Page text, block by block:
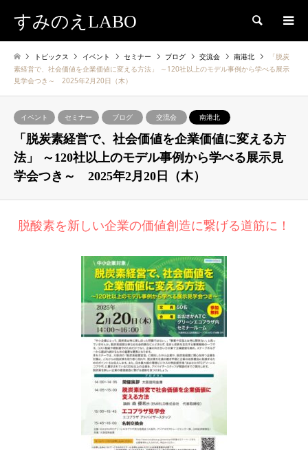
すみのえLABO 検索
トピックス イベント セミナー ブログ 交流会 南港北
「脱炭
素経営で、社会価値を企業価値に変える方法」 ～120社以上のモデル事例から学べる展示
見学会つき～ 2025年2月20日（木）
イベント セミナー ブログ 交流会 南港北
「脱炭素経営で、社会価値を企業価値に変える方
法」 ～120社以上のモデル事例から学べる展示見
学会つき～ 2025年2月20日（木）
脱酸素を新しい企業の価値創造に繋げる道筋に！